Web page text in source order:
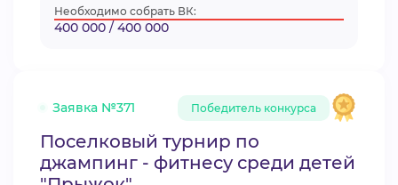
Необходимо собрать ВК:
400 000 / 400 000
Заявка №371 Победитель конкурса
Поселковый турнир по
джампинг - фитнесу среди детей